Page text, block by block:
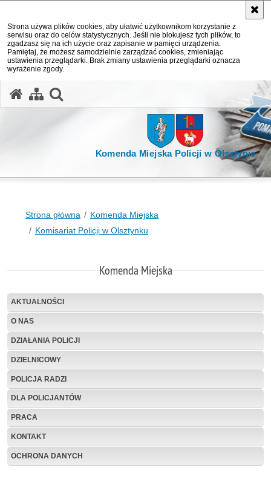
Strona używa plików cookies, aby ułatwić użytkownikom korzystanie z
serwisu oraz do celów statystycznych. Jeśli nie blokujesz tych plików, to
zgadzasz się na ich użycie oraz zapisanie w pamięci urządzenia.
Pamiętaj, że możesz samodzielnie zarządzać cookies, zmieniając
ustawienia przeglądarki. Brak zmiany ustawienia przeglądarki oznacza
wyrażenie zgody.
Komenda Miejska Policji w Olsztynie
Strona główna
Komenda Miejska
Komisariat Policji w Olsztynku
Komenda Miejska
AKTUALNOŚCI
O NAS
DZIAŁANIA POLICJI
DZIELNICOWY
POLICJA RADZI
DLA POLICJANTÓW
PRACA
KONTAKT
OCHRONA DANYCH